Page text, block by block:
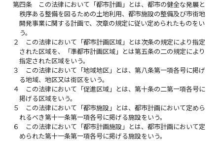
第四条
この法律において「都市計画」とは、都市の健全な発展と
秩序ある整備を図るための土地利用、都市施設の整備及び市街地
開発事業に関する計画で、次章の規定に従い定められたものをい
う。
２
この法律において「都市計画区域」とは次条の規定により指定
された区域を、「準都市計画区域」とは第五条の二の規定により
指定された区域をいう。
３
この法律において「地域地区」とは、第八条第一項各号に掲げ
る地域、地区又は街区をいう。
４
この法律において「促進区域」とは、第十条の二第一項各号に
掲げる区域をいう。
５
この法律において「都市施設」とは、都市計画において定めら
れるべき第十一条第一項各号に掲げる施設をいう。
６
この法律において「都市計画施設」とは、都市計画において定
められた第十一条第一項各号に掲げる施設をいう。